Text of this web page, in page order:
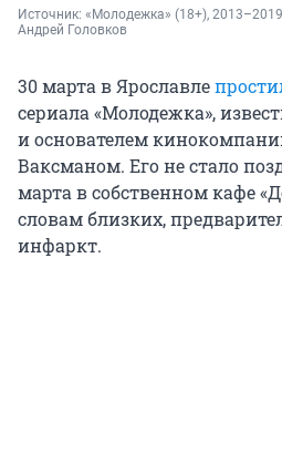
Источник: «Молодежка» (18+),
Андрей Головков
30 марта в Ярославле
сериала «Молодежка»,
и основателем
Ваксманом. Его не стало
марта в собственном кафе
словам близких,
инфаркт.